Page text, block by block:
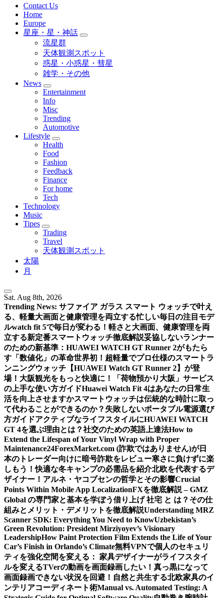
Contact Us
Home
Europe
星座・星・神話
流星群
天体観測スポット
惑星・小惑星・彗星
雑学・その他
News
Entertainment
Info
Misc
Trending
Automotive
Lifestyle
Health
Food
Fashion
Feedback
Finance
For home
Tech
Technology
Music
Tipes
Trading
Travel
天体観測スポット
太陽
月
Sat. Aug 8th, 2026
Trending News: サファイア ガラス スマート ウォッチで叶え
る、軽量大画面と健康管理を両立する忙しい毎日の注目モデ
ルwatch fit 5で毎日が変わる！軽さと大画面、健康管理を両
立する新定番スマートウォッチ徹底解説妥協しないランナー
のための新基準：HUAWEI WATCH GT Runner 2がもたら
す「数値化」の革命世界初！超軽量でプロ仕様のスマートラ
ンニングウォッチ【HUAWEI Watch GT Runner 2】が登
場！ 大阪観光をもっと快適に！「荷物預かり大阪」サービス
の上手な使い方ガイドHuawei Watch Fit 4はあなたの日常生
活を向上させますかスマートウォッチは伝統的な時計に取っ
て代わることができるのか？ 失敗しないポータブル電源選び
方ガイドアクティブなライフスタイルにHUAWEI WATCH
GT 4を選ぶ理由とは？社交のための英語上達法How to
Extend the Lifespan of Your Vinyl Wrap with Proper
Maintenance24ForexMarket.com (詐欺ではありません)が日
本のトレーダー向けに暗号詐欺をレビュー寒さに負けずに楽
しもう！快適な冬キャンプの必需品を紹介北欧を代表するデ
ザイナー！アルネ・ヤコブセンの哲学とその影響Crucial
Points Within Mobile App LocalizationFXを徹底解説 – GMZ
Global の専門家と基本を学ぼう借り上げ 社宅 と は？その仕
組みとメリット・デメリットを徹底解説Understanding MRZ
Scanner SDK: Everything You Need to KnowUzbekistan’s
Green Revolution: President Mirziyoyev’s Visionary
LeadershipHow Paint Protection Film Extends the Life of Your
Car’s Finish in Orlando’s Climate無料VPNで個人のセキュリ
ティを強化空間を変える： 家具デザイナーがライフスタイ
ルを変えるTVerの動画を画面録画したい！真っ黒になって
画面録画できない状況を回避！ 自然と共生する北欧家具のイ
ンテリアコーディネート術Manual vs. Automated Testing: A